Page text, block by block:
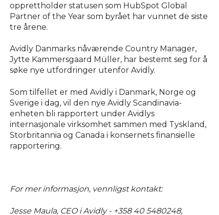
opprettholder statusen som HubSpot Global
Partner of the Year som byrået har vunnet de siste
tre årene.
Avidly Danmarks nåværende Country Manager,
Jytte Kammersgaard Müller, har bestemt seg for å
søke nye utfordringer utenfor Avidly.
Som tilfellet er med Avidly i Danmark, Norge og
Sverige i dag, vil den nye Avidly Scandinavia-
enheten bli rapportert under Avidlys
internasjonale virksomhet sammen med Tyskland,
Storbritannia og Canada i konsernets finansielle
rapportering.
For mer informasjon, vennligst kontakt:
Jesse Maula, CEO i Avidly - +358 40 5480248,